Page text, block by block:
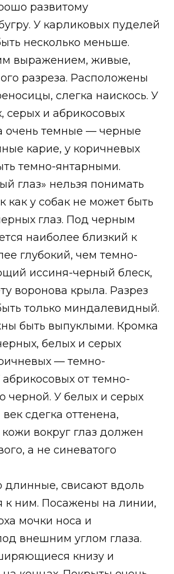
развитому
У карликовых пуделей
несколько меньше.
выражением, живые,
разреза. Расположены
слегка наискось. У
серых и абрикосовых
очень темные — черные
карие, у коричневых
темно-янтарными.
глаз» нельзя понимать
как у собак не может быть
глаз. Под черным
наиболее близкий к
глубокий, чем темно-
иссиня-черный блеск,
воронова крыла. Разрез
только миндалевидный.
быть выпуклыми. Кромка
белых и серых
— темно-
от темно-
черной. У белых и серых
сдегка оттенена,
вокруг глаз должен
а не синеватого
свисают вдоль
к ним. Посажены на линии,
мочки носа и
внешним углом глаза.
книзу и